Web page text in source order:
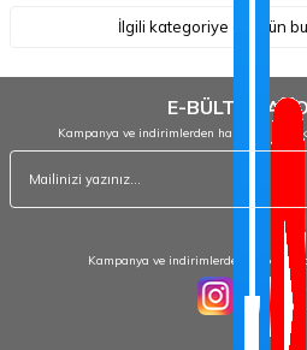
İlgili kategoriye ait ürün
E-BÜLTEN
Kampanya ve indirimlerden haberdar
Kampanya ve indirimlerden haberdar